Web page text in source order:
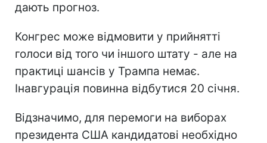
дають прогноз.
Конгрес може відмовити у прийнятті
голоси від того чи іншого штату - але на
практиці шансів у Трампа немає.
Інавгурація повинна відбутися 20 січня.
Відзначимо, для перемоги на виборах
президента США кандидатові необхідно